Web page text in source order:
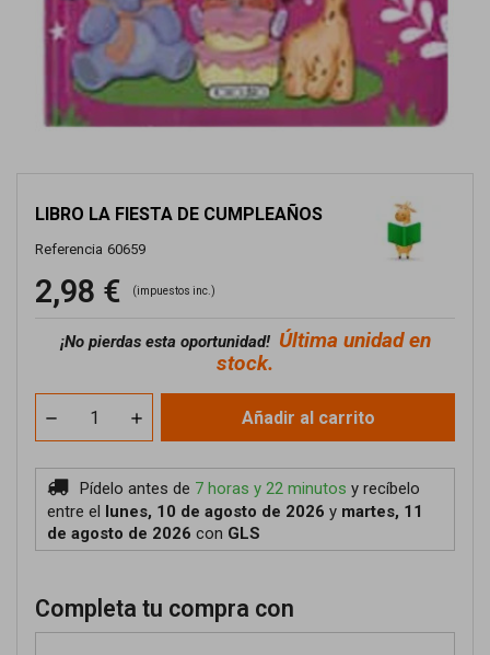
LIBRO LA FIESTA DE CUMPLEAÑOS
Referencia 60659
2,98 € (impuestos inc.)
¡No pierdas esta oportunidad! Última unidad en
stock.
Añadir al carrito
Pídelo antes de 7 horas y 22 minutos y recíbelo
entre el lunes, 10 de agosto de 2026 y martes, 11
de agosto de 2026 con GLS
Completa tu compra con